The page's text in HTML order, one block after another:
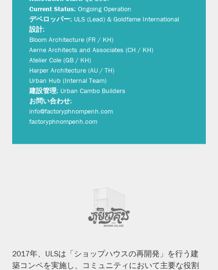
Current Status: Ongoing Operation
デベロッパー: ULS (Lead) & Goldfame International
設計:
Bloom Architecture (FR / KH)
Aerne Architects and Associates (CH / KH)
Atelier Cole (GB / KH)
Harper Architecture (AU / TH)
Urban Hub (Internal Team)
建設管理: Urban Cambo Builders
お問い合わせ:
info@factoryphnompenh.com
factoryphnompenh.com
2017年、ULSは「ショップハウスの再開発」を行う建
築コンペを実施し、コミュニティにおいて主要な役割